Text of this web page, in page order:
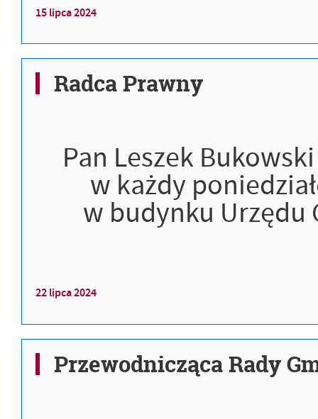
15lipca2024
Radca Prawny
Pan Leszek
w każdy
w budynku Urzędu
22lipca2024
Przewodnicząca Rady